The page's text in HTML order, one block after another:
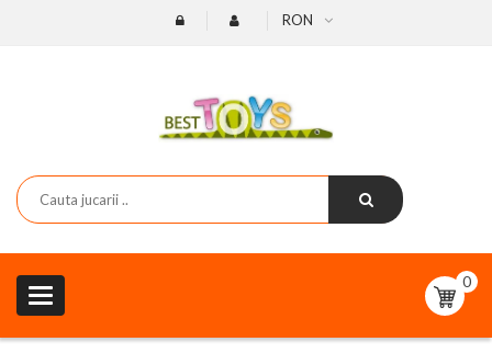
RON
Toggle
navigation
0